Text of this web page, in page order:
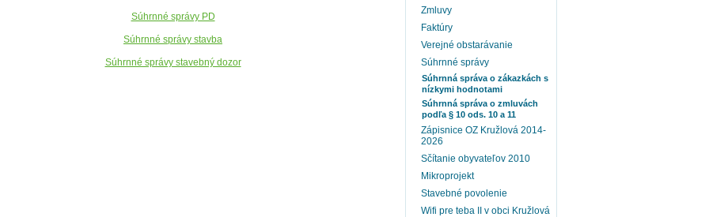
Súhrnné správy PD
Súhrnné správy stavba
Súhrnné správy stavebný dozor
Zmluvy
Faktúry
Verejné obstarávanie
Súhrnné správy
Súhrnná správa o zákazkách s
nízkymi hodnotami
Súhrnná správa o zmluvách
podľa § 10 ods. 10 a 11
Zápisnice OZ Kružlová 2014-
2026
Sčítanie obyvateľov 2010
Mikroprojekt
Stavebné povolenie
Wifi pre teba II v obci Kružlová